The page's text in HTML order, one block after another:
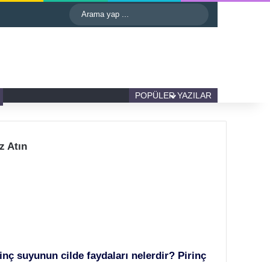
Kenar BölmesiDış görünümü değiştir
Kenar BölmesiDış görünümü değiştir
POPÜLER YAZILAR
Atın
suyunun cilde faydaları nelerdir? Pirinç